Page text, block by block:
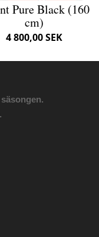
Pure Black (160
cm)
4 800,00 SEK